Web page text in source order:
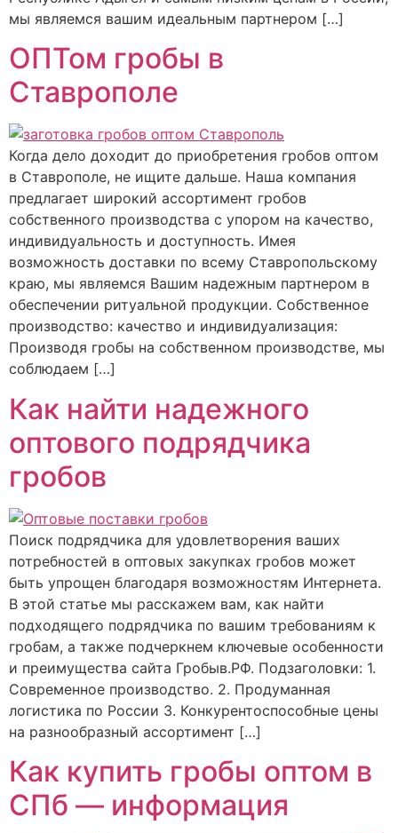
мы являемся вашим идеальным партнером […]
ОПТом гробы в
Ставрополе
Когда дело доходит до приобретения гробов оптом
в Ставрополе, не ищите дальше. Наша компания
предлагает широкий ассортимент гробов
собственного производства с упором на качество,
индивидуальность и доступность. Имея
возможность доставки по всему Ставропольскому
краю, мы являемся Вашим надежным партнером в
обеспечении ритуальной продукции. Собственное
производство: качество и индивидуализация:
Производя гробы на собственном производстве, мы
соблюдаем […]
Как найти надежного
оптового подрядчика
гробов
Поиск подрядчика для удовлетворения ваших
потребностей в оптовых закупках гробов может
быть упрощен благодаря возможностям Интернета.
В этой статье мы расскажем вам, как найти
подходящего подрядчика по вашим требованиям к
гробам, а также подчеркнем ключевые особенности
и преимущества сайта Гробыв.РФ. Подзаголовки: 1.
Современное производство. 2. Продуманная
логистика по России 3. Конкурентоспособные цены
на разнообразный ассортимент […]
Как купить гробы оптом в
СПб — информация